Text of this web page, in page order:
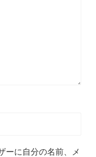
ーに自分の名前、メ